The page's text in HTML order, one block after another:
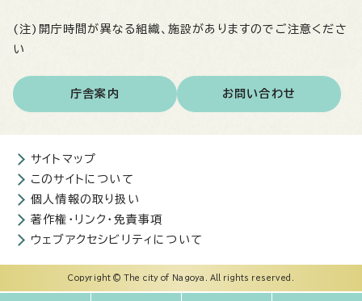
(注)開庁時間が異なる組織、施設がありますのでご注意くださ
い
庁舎案内 お問い合わせ
サイトマップ
このサイトについて
個人情報の取り扱い
著作権・リンク・免責事項
ウェブアクセシビリティについて
Copyright © The city of Nagoya. All rights reserved.